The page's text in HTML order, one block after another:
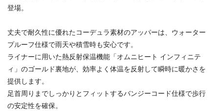
登場。
丈夫で耐久性に優れたコーデュラ素材のアッパーは、ウォーター
プルーフ仕様で雨天や積雪時も安心です。
ライナーに用いた熱反射保温機能「オムニヒート インフィニテ
ィ」のゴールド裏地が、効率よく体温を反射して瞬時に暖かさを
提供します。
足首周りまでしっかりとフィットするバンジーコード仕様で歩行
の安定性を確保。